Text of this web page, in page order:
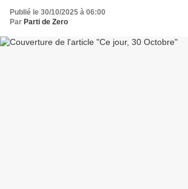
Publié le 30/10/2025 à 06:00
Par Parti de Zero